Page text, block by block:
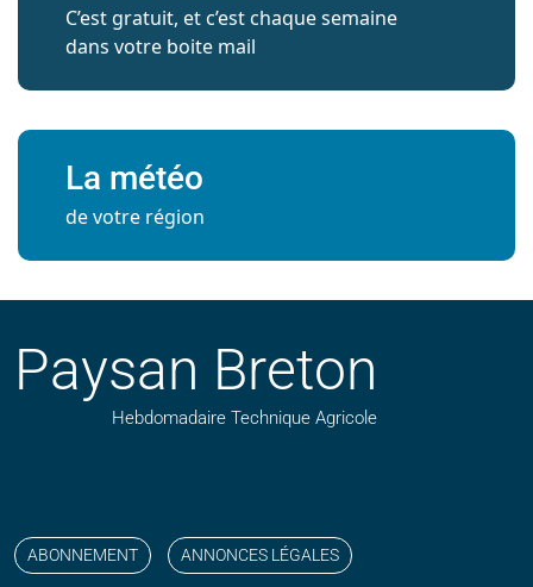
C’est gratuit, et c’est chaque semaine
dans votre boite mail
La météo
de votre région
Paysan Breton
Hebdomadaire Technique Agricole
ABONNEMENT ANNONCES LÉGALES